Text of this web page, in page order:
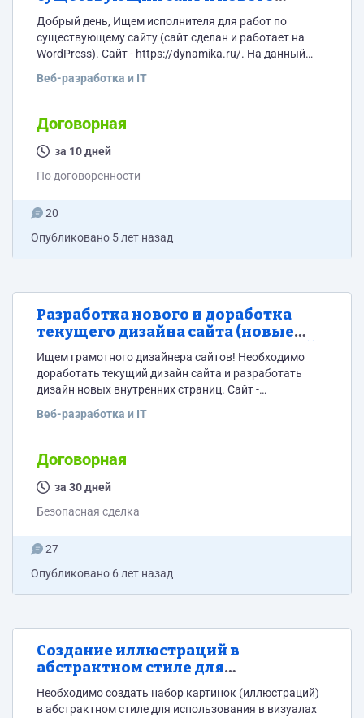
дизайна на главную (WordPress)
Добрый день, Ищем исполнителя для работ по
существующему сайту (сайт сделан и работает на
WordPress). Сайт - https://dynamika.ru/. На данный
внутренние страницы и внести правки в дизайн на
фигме, ссылку на ознакомление с дизайном
отправлю по запросу. Страницы нужно добавить
оперативно, не растягивая сроки проекта.
Веб-разработка и IT
Договорная
за 10 дней
По договоренности
20
Опубликовано 5 лет назад
Разработка нового и доработка
текущего дизайна сайта (новые
страницы, иконки, единый стиль))
Ищем грамотного дизайнера сайтов! Необходимо
доработать текущий дизайн сайта и разработать
дизайн новых внутренних страниц. Сайт -
компании, разработчика ПО для финансовых
долгосрочное сотрудничество, в планах развитие
сайта и наполнение его новыми страницами и
контентом.
Веб-разработка и IT
Договорная
за 30 дней
Безопасная сделка
27
Опубликовано 6 лет назад
Создание иллюстраций в
абстрактном стиле для
оформления соцсетей и статей на
сайте для ИТ-компании
Необходимо создать набор картинок (иллюстраций)
в абстрактном стиле для использования в визуалах